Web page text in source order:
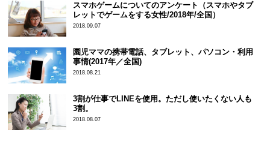
スマホゲームについてのアンケート（スマホやタブ
レットでゲームをする女性/2018年/全国）
2018.09.07
園児ママの携帯電話、タブレット、パソコン・利用
事情(2017年／全国)
2018.08.21
3割が仕事でLINEを使用。ただし使いたくない人も
3割。
2018.08.07